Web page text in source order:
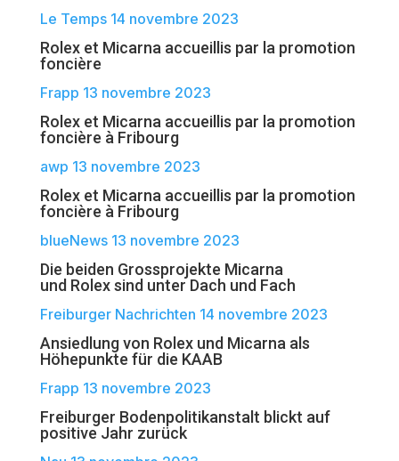
Le Temps 14 novembre 2023
Rolex et Micarna accueillis par la promotion
foncière
Frapp 13 novembre 2023
Rolex et Micarna accueillis par la promotion
foncière à Fribourg
awp 13 novembre 2023
Rolex et Micarna accueillis par la promotion
foncière à Fribourg
blueNews 13 novembre 2023
Die beiden Grossprojekte Micarna
und Rolex sind unter Dach und Fach
Freiburger Nachrichten 14 novembre 2023
Ansiedlung von Rolex und Micarna als
Höhepunkte für die KAAB
Frapp 13 novembre 2023
Freiburger Bodenpolitikanstalt blickt auf
positive Jahr zurück